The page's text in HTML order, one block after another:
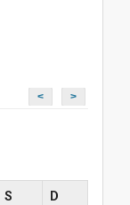
< >
S D